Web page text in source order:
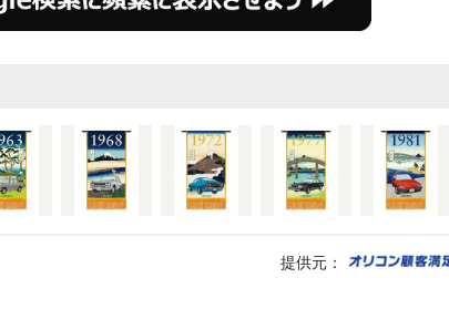
提供元：